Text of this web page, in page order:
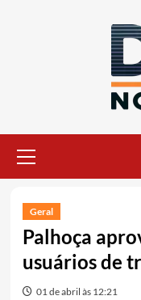
principal
Geral
Palhoça
usuários de
01 de abril às 12:21